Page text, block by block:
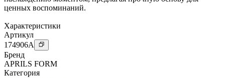
ценных воспоминаний.
Характеристики
Артикул
174906A
Бренд
APRILS FORM
Категория